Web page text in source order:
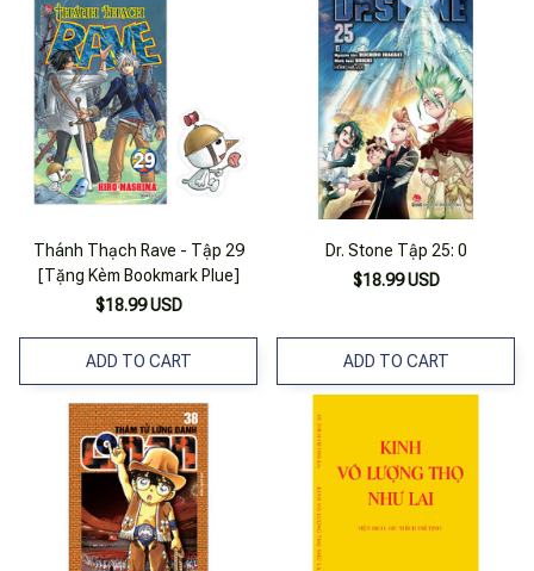
Thánh Thạch Rave - Tập 29
[Tặng Kèm Bookmark Plue]
$18.99 USD
ADD TO CART
Dr. Stone Tập 25: 0
$18.99 USD
ADD TO CART